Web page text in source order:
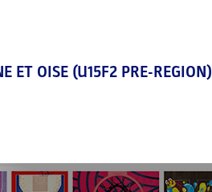
ET OISE (U15F2 PRE-REGION)